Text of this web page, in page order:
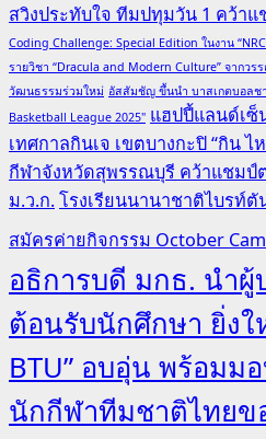
สวิงประทับใจ ทีมปทุมวัน 1 คว้าแ
Coding Challenge: Special Edition ในงาน
รายวิชา “Dracula and Modern Culture” จากว
วัฒนธรรมร่วมใหม่ อัสสัมชัญ ขึ้นนำ บาสเกตบอลช
Basketball League 2025" แฮปปี้แลนด์เ
เทศกาลกินเจ เขตบางกะปิ “กิน
กีฬาจังหวัดสุพรรณบุรี คว้าแชมป์
ม.ว.ก.โรงเรียนนานาชาติไบรท์ตั
สมัครค่ายกิจกรรม October
อธิการบดี มกธ. นำ
ต้อนรับนักศึกษา ยิ่งใ
BTU” อบอุ่น พร้อมม
นักกีฬาทีมชาติไทยข